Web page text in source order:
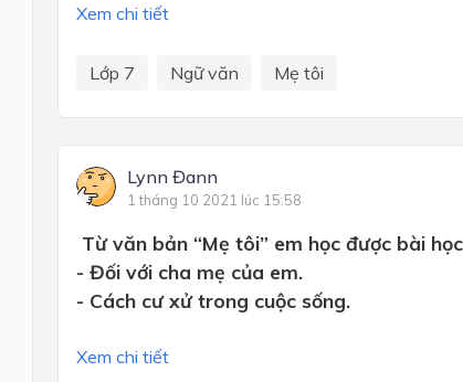
Xem chi tiết
Lớp 7 Ngữ văn Mẹ tôi
Lynn Đann
1 tháng 10 2021 lúc 15:58
Từ văn bản “Mẹ tôi” em học được bài
- Đối với cha mẹ của em.
- Cách cư xử trong cuộc sống.
Xem chi tiết